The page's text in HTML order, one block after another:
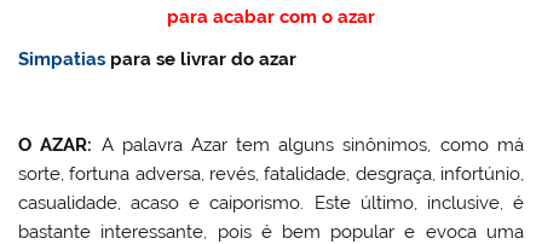
para acabar com o azar
Simpatias para se livrar do azar
O AZAR: A palavra Azar tem alguns sinônimos, como má
sorte, fortuna adversa, revés, fatalidade, desgraça, infortúnio,
casualidade, acaso e caiporismo. Este último, inclusive, é
bastante interessante, pois é bem popular e evoca uma